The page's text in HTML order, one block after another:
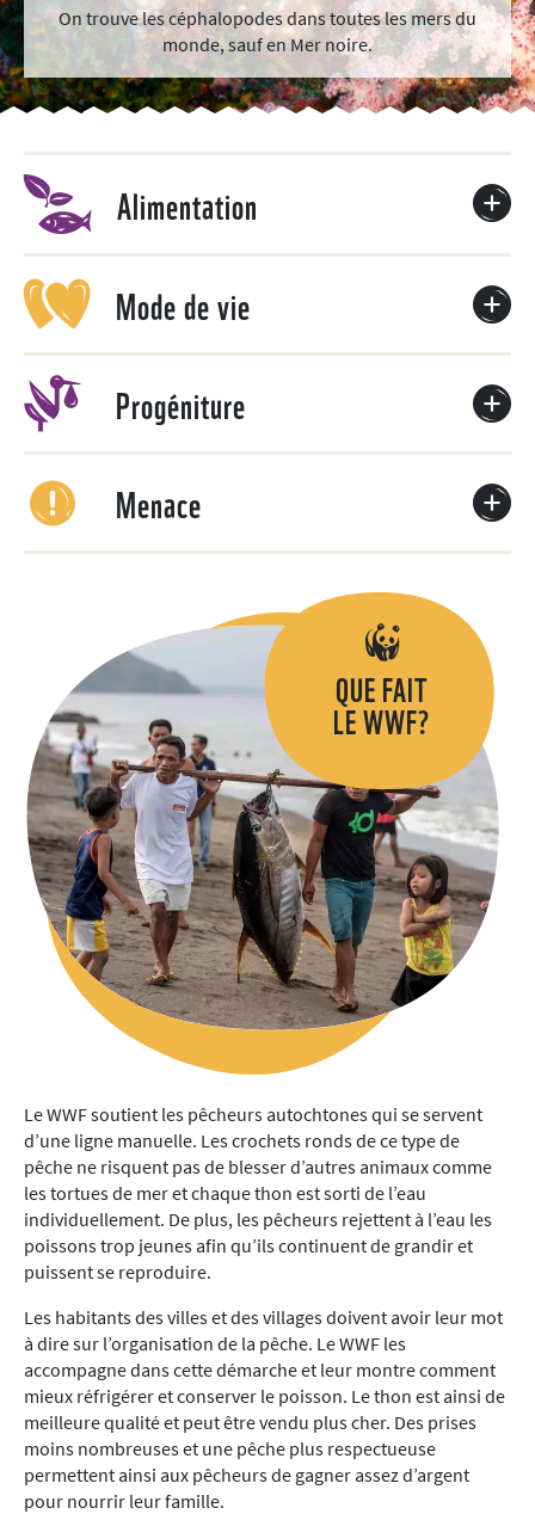
On trouve les céphalopodes dans toutes les mers du
monde, sauf en Mer noire.
Alimentation
Mode de vie
Progéniture
Menace
QUE FAIT
LE WWF?
Le WWF soutient les pêcheurs autochtones qui se servent
d’une ligne manuelle. Les crochets ronds de ce type de
pêche ne risquent pas de blesser d’autres animaux comme
les tortues de mer et chaque thon est sorti de l’eau
individuellement. De plus, les pêcheurs rejettent à l’eau les
poissons trop jeunes afin qu’ils continuent de grandir et
puissent se reproduire.
Les habitants des villes et des villages doivent avoir leur mot
à dire sur l’organisation de la pêche. Le WWF les
accompagne dans cette démarche et leur montre comment
mieux réfrigérer et conserver le poisson. Le thon est ainsi de
meilleure qualité et peut être vendu plus cher. Des prises
moins nombreuses et une pêche plus respectueuse
permettent ainsi aux pêcheurs de gagner assez d’argent
pour nourrir leur famille.